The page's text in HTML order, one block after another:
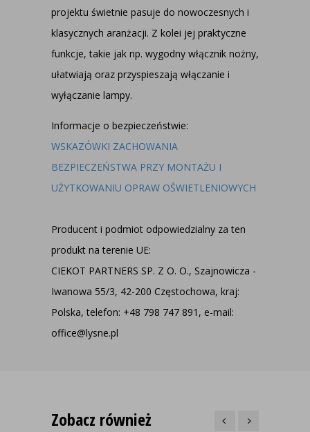
projektu świetnie pasuje do nowoczesnych i
klasycznych aranżacji. Z kolei jej praktyczne
funkcje, takie jak np. wygodny włącznik nożny,
ułatwiają oraz przyspieszają włączanie i
wyłączanie lampy.
Informacje o bezpieczeństwie:
WSKAZÓWKI ZACHOWANIA
BEZPIECZEŃSTWA PRZY MONTAŻU I
UŻYTKOWANIU OPRAW OŚWIETLENIOWYCH
Producent i podmiot odpowiedzialny za ten
produkt na terenie UE:
CIEKOT PARTNERS SP. Z O. O., Szajnowicza -
Iwanowa 55/3, 42-200 Częstochowa, kraj:
Polska, telefon: +48 798 747 891, e-mail:
office@lysne.pl
Zobacz również